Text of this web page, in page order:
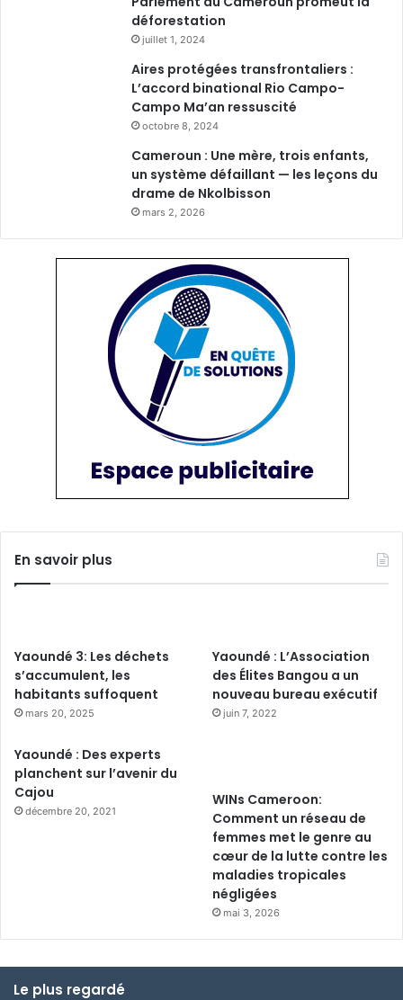
déforestation
juillet 1, 2024
Aires protégées transfrontaliers :
L’accord binational Rio Campo-
Campo Ma’an ressuscité
octobre 8, 2024
Cameroun : Une mère, trois enfants,
un système défaillant — les leçons du
drame de Nkolbisson
mars 2, 2026
En savoir plus
Yaoundé 3: Les déchets
s’accumulent, les
habitants suffoquent
mars 20, 2025
Yaoundé : L’Association
des Élites Bangou a un
nouveau bureau exécutif
juin 7, 2022
Yaoundé : Des experts
planchent sur l’avenir du
Cajou
décembre 20, 2021
WINs Cameroon:
Comment un réseau de
femmes met le genre au
cœur de la lutte contre les
maladies tropicales
négligées
mai 3, 2026
Le plus regardé